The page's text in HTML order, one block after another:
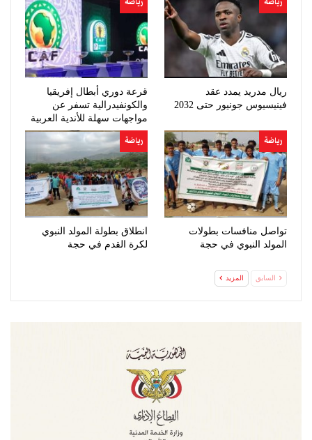
ريال مدريد يمدد عقد
فينيسيوس جونيور حتى 2032
قرعة دوري أبطال إفريقيا
والكونفيدرالية تسفر عن
مواجهات سهلة للأندية العربية
رياضة
تواصل منافسات بطولات
المولد النبوي في حجة
رياضة
انطلاق بطولة المولد النبوي
لكرة القدم في حجة
السابق المزيد